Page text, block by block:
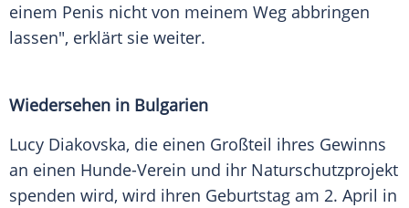
einem Penis nicht von meinem Weg abbringen
lassen", erklärt sie weiter.
Wiedersehen in Bulgarien
Lucy Diakovska, die einen Großteil ihres Gewinns
an einen Hunde-Verein und ihr Naturschutzprojekt
spenden wird, wird ihren Geburtstag am 2. April in